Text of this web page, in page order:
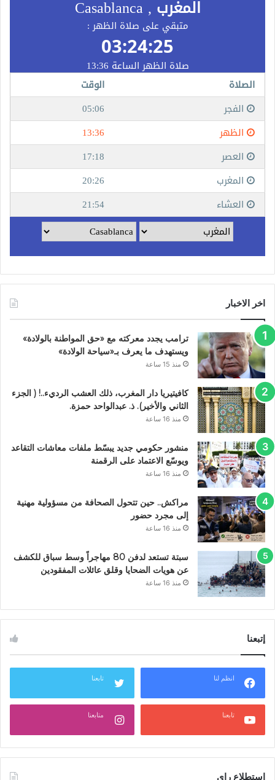
اخر الاخبار
ترامب يجدد معركته مع «حق المواطنة بالولادة»
ويستهدف ما يعرف بـ«سياحة الولادة»
منذ 15 ساعة
كافيتيريا دار المغرب، ذلك العشب الرديء..! ( الجزء
الثاني والأخير). ذ. عبدالواحد حمزة.
منذ 16 ساعة
منشور حكومي جديد يبسّط ملفات معاشات التقاعد
ويوسّع الاعتماد على الرقمنة
منذ 16 ساعة
مراكش.. حين تتحول الصحافة من مسؤولية مهنية
إلى مجرد حضور
منذ 16 ساعة
سبتة تستعد لدفن 80 مهاجراً وسط سباق للكشف
عن هويات الضحايا وقلق عائلات المفقودين
منذ 16 ساعة
إتبعنا
انظم لنا تابعنا
تابعنا متابعنا
استطلاع راي